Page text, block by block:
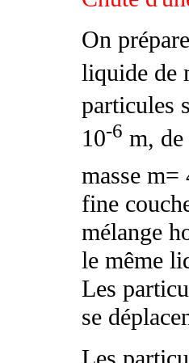
On
liquide de
particules
10-6 m,
masse m=
fine
mélange
le même
Les
se